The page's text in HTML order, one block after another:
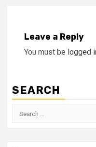
Leave a Reply
You must be logged
SEARCH
Search